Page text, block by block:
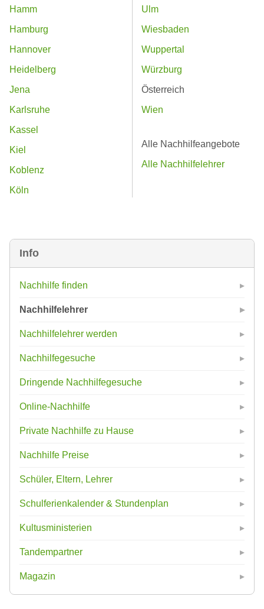
Info
Nachhilfe finden
Nachhilfelehrer
Nachhilfelehrer werden
Nachhilfegesuche
Dringende Nachhilfegesuche
Online-Nachhilfe
Private Nachhilfe zu Hause
Nachhilfe Preise
Schüler, Eltern, Lehrer
Schulferienkalender & Stundenplan
Kultusministerien
Tandempartner
Magazin
Hamm
Hamburg
Hannover
Heidelberg
Jena
Karlsruhe
Kassel
Kiel
Koblenz
Köln
Ulm
Wiesbaden
Wuppertal
Würzburg
Österreich
Wien
Alle Nachhilfeangebote
Alle Nachhilfelehrer